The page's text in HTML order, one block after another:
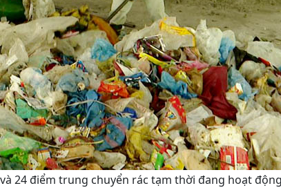
24 điểm trung chuyển rác tạm thời đang hoạt